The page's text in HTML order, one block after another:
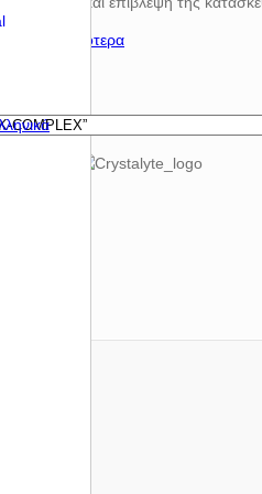
περισσότερα